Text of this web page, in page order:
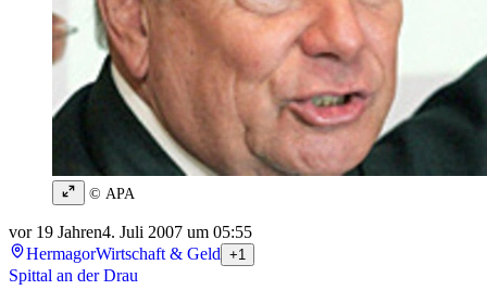
© APA
vor 19 Jahren4. Juli 2007 um 05:55
HermagorWirtschaft & Geld +1
Spittal an der Drau